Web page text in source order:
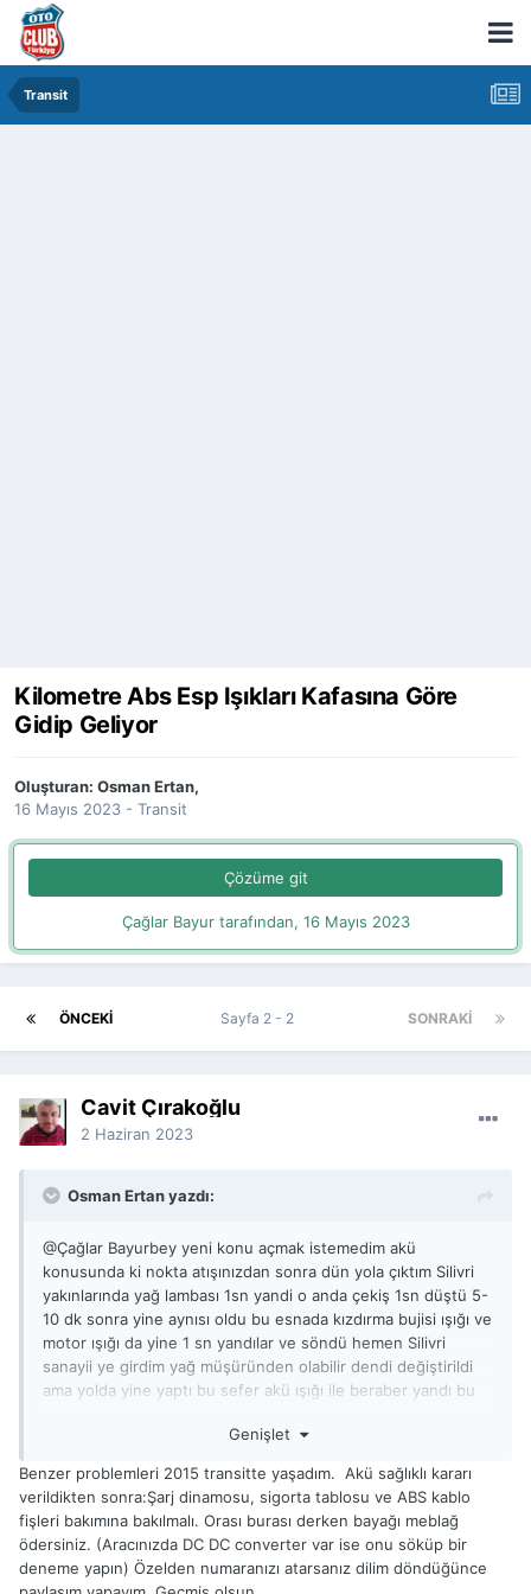
Transit
Kilometre Abs Esp Işıkları Kafasına Göre
Gidip Geliyor
Oluşturan: Osman Ertan,
16 Mayıs 2023 - Transit
Çözüme git
Çağlar Bayur tarafından, 16 Mayıs 2023
ÖNCEKI SONRAKI
Sayfa 2 - 2
Cavit Çırakoğlu
2 Haziran 2023
Osman Ertan yazdı:
@Çağlar Bayurbey yeni konu açmak istemedim akü
konusunda ki nokta atışınızdan sonra dün yola çıktım Silivri
yakınlarında yağ lambası 1sn yandi o anda çekiş 1sn düştü 5-
10 dk sonra yine aynısı oldu bu esnada kızdırma bujisi ışığı ve
motor ışığı da yine 1 sn yandılar ve söndü hemen Silivri
sanayii ye girdim yağ müşüründen olabilir dendi değiştirildi
ama yolda yine yaptı bu sefer akü ışığı ile beraber yandı bu
diye ses geldi acaba kısa devre mi var diye hemen koltuğu
ve Tekirdağ kadar bir daha yapmadı şimdi burada sanayii ye
gitmeden fikrinizi almak istiyoum büyük ihtimal burdaki usta
yağ pompası diyecek ama sizce baktırmam gereken başka bir
yer varmı teşekkürler
Not yağ seviyesi normal zaten bakımdan sonra 300km ancak
Genişlet
Benzer problemleri 2015 transitte yaşadım. Akü sağlıklı kararı
verildikten sonra:Şarj dinamosu, sigorta tablosu ve ABS kablo
fişleri bakımına bakılmalı. Orası burası derken bayağı meblağ
ödersiniz. (Aracınızda DC DC converter var ise onu söküp bir
deneme yapın) Özelden numaranızı atarsanız dilim döndüğünce